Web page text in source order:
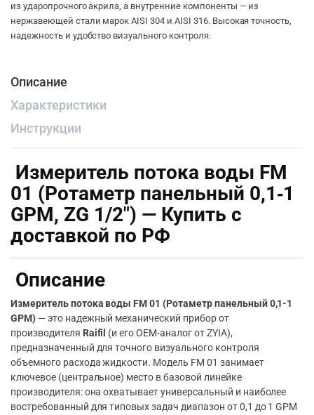
из ударопрочного акрила, а внутренние компоненты — из
нержавеющей стали марок AISI 304 и AISI 316. Высокая точность,
надежность и удобство визуального контроля.
Описание
Характеристики
Инструкции
Измеритель потока воды FM
01 (Ротаметр панельный 0,1‑1
GPM, ZG 1/2″) — Купить с
доставкой по РФ
Описание
Измеритель потока воды FM 01 (Ротаметр панельный 0,1-1
GPM)— это надежный механический прибор от
производителя Raifil (и его OEM-аналог от ZYIA),
предназначенный для точного визуального контроля
объемного расхода жидкости. Модель FM 01 занимает
ключевое (центральное) место в базовой линейке
производителя: она охватывает универсальный и наиболее
востребованный для типовых задач диапазон от 0,1 до 1 GPM